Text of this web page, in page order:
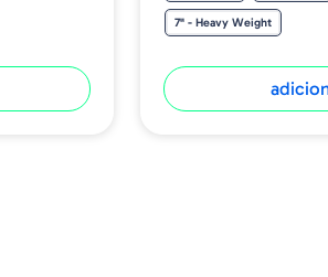
7" - Heavy Weight